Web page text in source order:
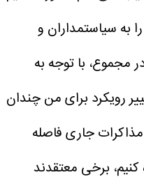
به سیاستمداران و
مجموع، با توجه به
رویکرد برای من چندان
جاری فاصله
کنیم، برخی معتقدند